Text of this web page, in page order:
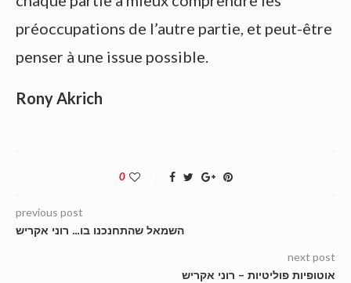
préoccupations de l’autre partie, et peut-être
penser à une issue possible.
Rony Akrich
0
previous post
השמאל שהתחנכנו בו… רוני אקריש
next post
אוטופיות פוליטיות – רוני אקריש